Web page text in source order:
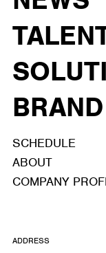
BRAND
SCHEDULE
ABOUT
COMPANY
ADDRESS